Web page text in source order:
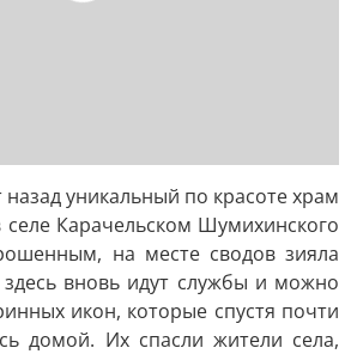
уникальный по красоте храм
селе Карачельском Шумихинского
на месте сводов зияла
здесь вновь идут службы и можно
икон, которые спустя почти
домой. Их спасли жители села,